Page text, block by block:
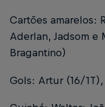
Cartões amarelos:
Aderlan, Jadsom e
Bragantino)
Gols: Artur (16/